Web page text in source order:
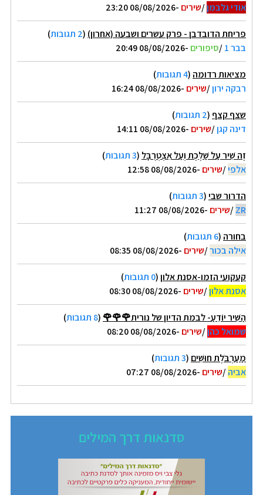
אודי גלבמן/שירים -08/08/2026 23:20
פריחת הדובדבן - פרק עשרים ושבעה (אחרון) (2 תגובות
)
בבר 1
/סיפורים -08/08/2026 20:49
מציאות רדומה (4 תגובות
)
רבקה ירון/שירים -08/08/2026 16:24
שצף קצף (2 תגובות
)
דינה קגן/שירים -08/08/2026 14:11
זֶה שִׁיר עַל שַׁלֶּכֶת וְעַל אִצְטְרֻבָּל (3 תגובות
)
אלפי/שירים -08/08/2026 12:58
הדרור שבי(3 תגובות
)
ZR
/שירים -08/08/2026 11:27
בחורה (6 תגובות
)
אילה בכור/שירים -08/08/2026 08:35
קעקועי הזמו-אסנת אלון(0 תגובות
)
אסנת אלון/שירים -08/08/2026 08:30
הַשִּׁיר יוֹדֵעַ- לבמת הדיון של נורית🌹🌹🌹 (8 תגובות
)
שמואל כהן/שירים -08/08/2026 08:20
מַעַרְבֹּלֶת חוּשִׁים (3 תגובות
)
אביה/שירים -08/08/2026 07:27
סדנאות דרך המילים